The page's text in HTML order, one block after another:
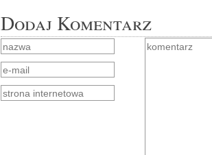
Dodaj Komentarz